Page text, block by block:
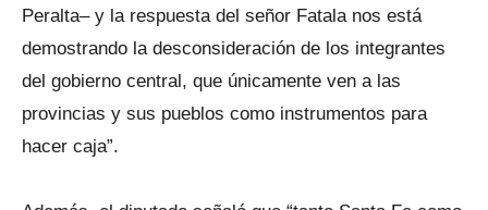
Peralta– y la respuesta del señor Fatala nos está
demostrando la desconsideración de los integrantes
del gobierno central, que únicamente ven a las
provincias y sus pueblos como instrumentos para
hacer caja”.